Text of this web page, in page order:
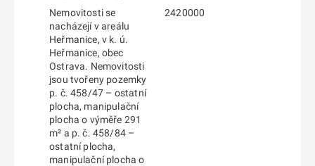
Nemovitosti se
nacházejí v areálu
Heřmanice, v k. ú.
Heřmanice, obec
Ostrava. Nemovitosti
jsou tvořeny pozemky
p. č. 458/47 – ostatní
plocha, manipulační
plocha o výměře 291
m² a p. č. 458/84 –
ostatní plocha,
manipulační plocha o
2420000